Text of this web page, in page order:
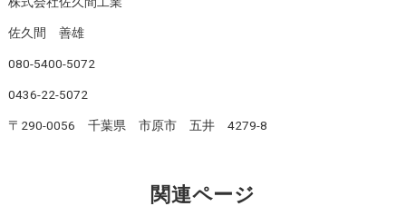
佐久間 善雄
080-5400-5072
0436-22-5072
〒290-0056 千葉県 市原市 五井 4279-8
関連ページ